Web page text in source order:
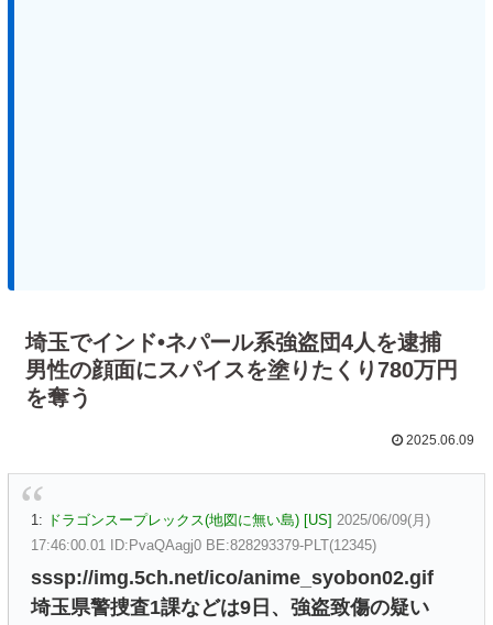
埼玉でインド•ネパール系強盗団4人を逮捕
男性の顔面にスパイスを塗りたくり780万円
を奪う
2025.06.09
1: ドラゴンスープレックス(地図に無い島) [US] 2025/06/09(月)
17:46:00.01 ID:PvaQAagj0 BE:828293379-PLT(12345)
sssp://img.5ch.net/ico/anime_syobon02.gif
埼玉県警捜査1課などは9日、強盗致傷の疑い